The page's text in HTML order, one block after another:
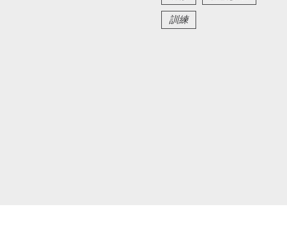
訓練